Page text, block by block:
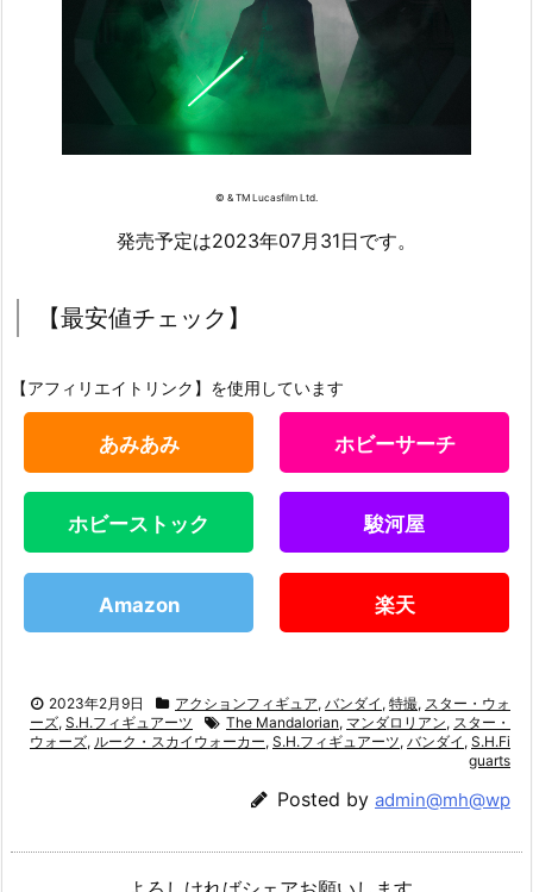
© & TM Lucasfilm Ltd.
発売予定は2023年07月31日です。
【最安値チェック】
【アフィリエイトリンク】を使用しています
あみあみ ホビーサーチ
ホビーストック 駿河屋
Amazon 楽天
2023年2月9日 アクションフィギュア, バンダイ , 特撮, スター・ウォ
ーズ, S.H.フィギュアーツ The Mandalorian, マンダロリアン, スター・
ウォーズ, ルーク・スカイウォーカー, S.H.フィギュアーツ, バンダイ , S.H.Fi
guarts
Posted by admin@mh@wp